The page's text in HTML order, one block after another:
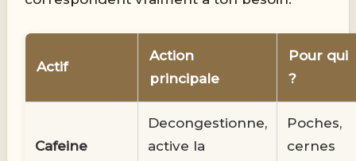
Actif
Action
principale
Pour qui
?
Cafeine
Decongestionne,
active la
Poches,
cernes